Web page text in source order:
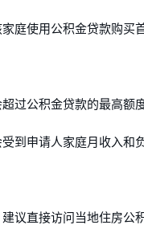
庭使用公积金贷款购买
过公积金贷款的最高额
到申请人家庭月收入和
议直接访问当地住房